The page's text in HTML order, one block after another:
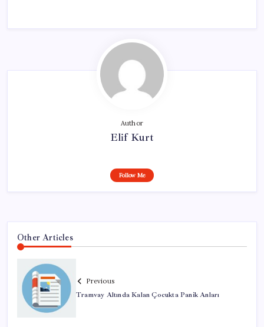
Author
Elif Kurt
Follow Me
Other Articles
Previous
Tramvay Altında Kalan Çocukta Panik Anları